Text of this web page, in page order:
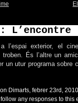
L’encontre
l’espai exterior, el
És l’altre un
un utur programa sobre
Dimarts, febrer 23rd,
any responses to this